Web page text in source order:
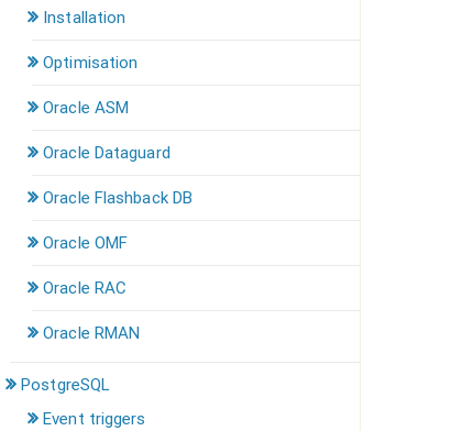
Installation
Optimisation
Oracle ASM
Oracle Dataguard
Oracle Flashback DB
Oracle OMF
Oracle RAC
Oracle RMAN
PostgreSQL
Event triggers